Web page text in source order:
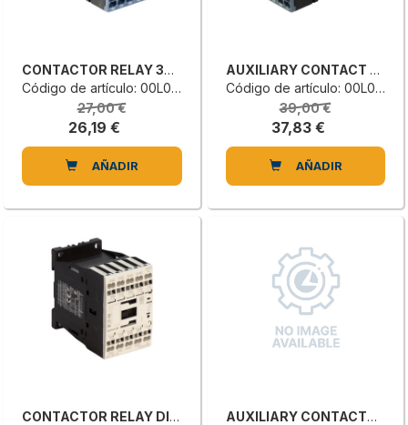
CONTACTOR RELAY 3RH2131-2BB40
Código de artículo: 00L0116056H
27,00 €
26,19 €
AÑADIR
AUXILIARY CONTACT 24VDC 3RH2122
Código de artículo: 00L0116055F
39,00 €
37,83 €
AÑADIR
CONTACTOR RELAY DILA-31(24VDC)-PI
AUXILIARY CONTACTOR